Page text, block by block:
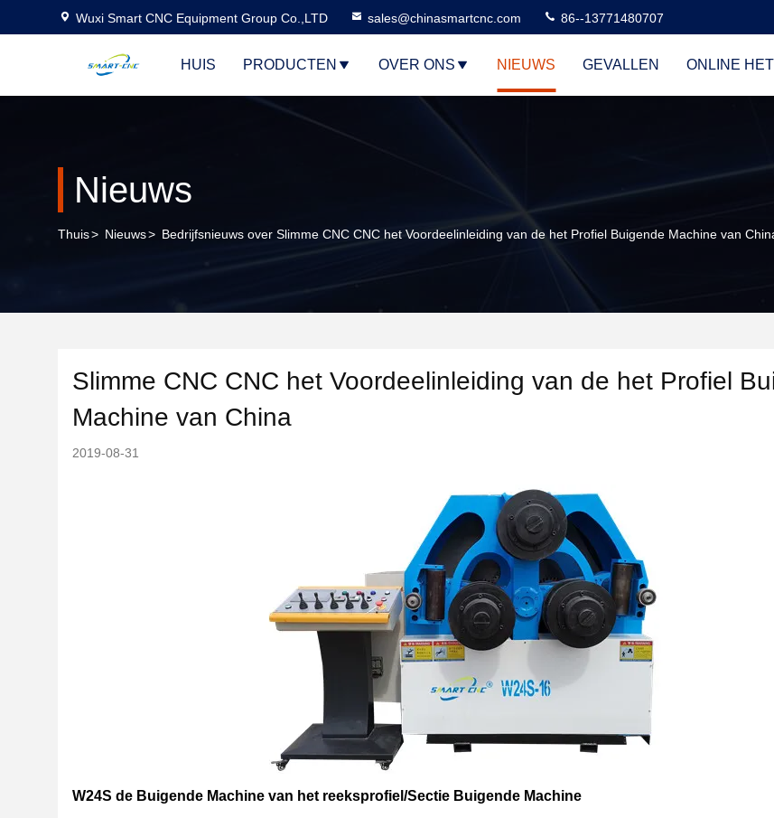
Wuxi Smart CNC Equipment Group Co.,LTD sales@chinasmartcnc.com 86--13771480707
HUIS PRODUCTEN OVER ONS NIEUWS GEVALLEN ONLINE
Nieuws
Thuis> Nieuws> Bedrijfsnieuws over Slimme CNC CNC het Voordeelinleiding van de het Profiel Buigende Machine van
Slimme CNC CNC het Voordeelinleiding van de het Profiel
Machine van China
2019-08-31
W24S de Buigende Machine van het reeksprofiel/Sectie Buigende Machine